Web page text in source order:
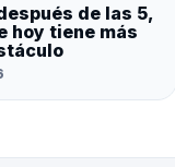
de las 5,
hoy tiene más